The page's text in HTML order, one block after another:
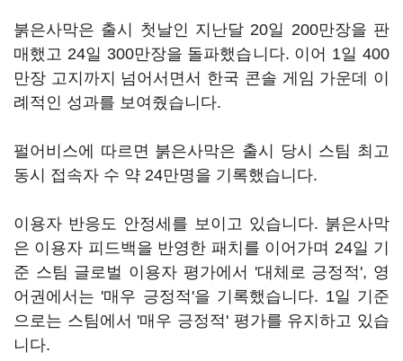
붉은사막은 출시 첫날인 지난달 20일 200만장을 판
매했고 24일 300만장을 돌파했습니다. 이어 1일 400
만장 고지까지 넘어서면서 한국 콘솔 게임 가운데 이
례적인 성과를 보여줬습니다.
펄어비스에 따르면 붉은사막은 출시 당시 스팀 최고
동시 접속자 수 약 24만명을 기록했습니다.
이용자 반응도 안정세를 보이고 있습니다. 붉은사막
은 이용자 피드백을 반영한 패치를 이어가며 24일 기
준 스팀 글로벌 이용자 평가에서 '대체로 긍정적', 영
어권에서는 '매우 긍정적'을 기록했습니다. 1일 기준
으로는 스팀에서 '매우 긍정적' 평가를 유지하고 있습
니다.